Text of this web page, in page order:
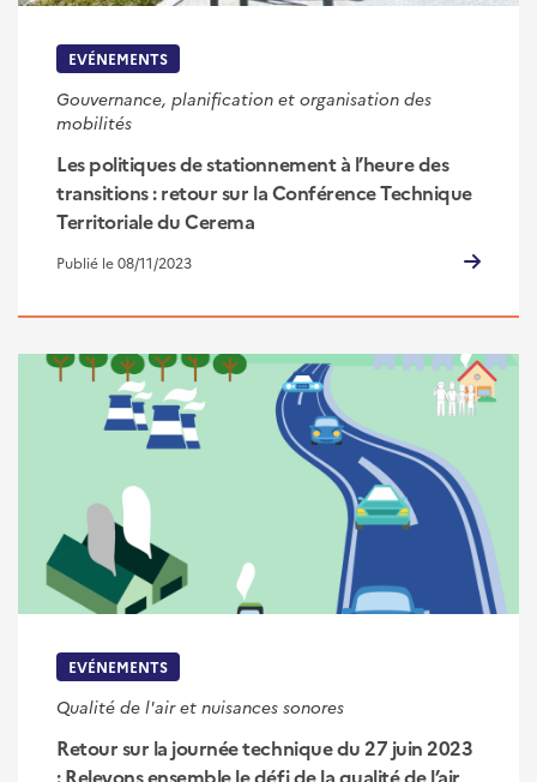
EVÉNEMENTS
Gouvernance, planification et organisation des
mobilités
Les politiques de stationnement à l’heure des
transitions : retour sur la Conférence Technique
Territoriale du Cerema
Publié le 08/11/2023
EVÉNEMENTS
Qualité de l'air et nuisances sonores
Retour sur la journée technique du 27 juin 2023
: Relevons ensemble le défi de la qualité de l’air